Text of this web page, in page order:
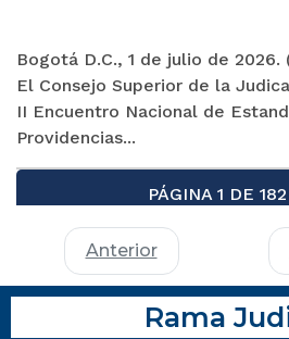
Bogotá D.C., 1 de julio de 2026.
El Consejo Superior de la
II Encuentro Nacional de
Providencias...
PÁGINA 1 DE 182
Anterior
Rama